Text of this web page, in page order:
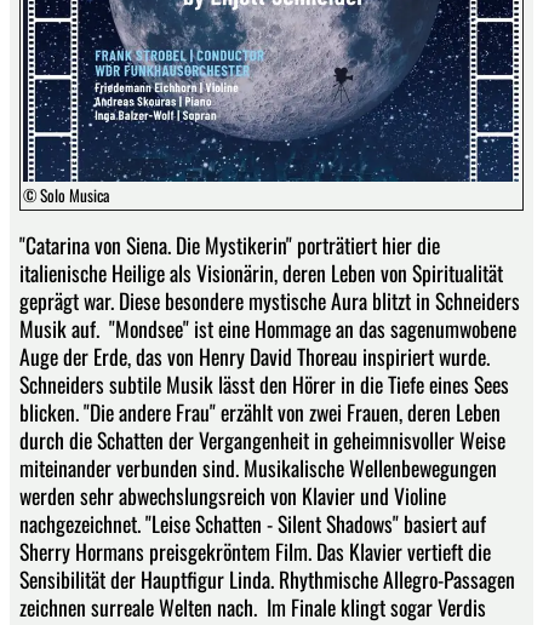
© Solo Musica
"Catarina von Siena. Die Mystikerin" porträtiert hier die
italienische Heilige als Visionärin, deren Leben von Spiritualität
geprägt war. Diese besondere mystische Aura blitzt in Schneiders
Musik auf. "Mondsee" ist eine Hommage an das sagenumwobene
Auge der Erde, das von Henry David Thoreau inspiriert wurde.
Schneiders subtile Musik lässt den Hörer in die Tiefe eines Sees
blicken. "Die andere Frau" erzählt von zwei Frauen, deren Leben
durch die Schatten der Vergangenheit in geheimnisvoller Weise
miteinander verbunden sind. Musikalische Wellenbewegungen
werden sehr abwechslungsreich von Klavier und Violine
nachgezeichnet. "Leise Schatten - Silent Shadows" basiert auf
Sherry Hormans preisgekröntem Film. Das Klavier vertieft die
Sensibilität der Hauptfigur Linda. Rhythmische Allegro-Passagen
zeichnen surreale Welten nach. Im Finale klingt sogar Verdis